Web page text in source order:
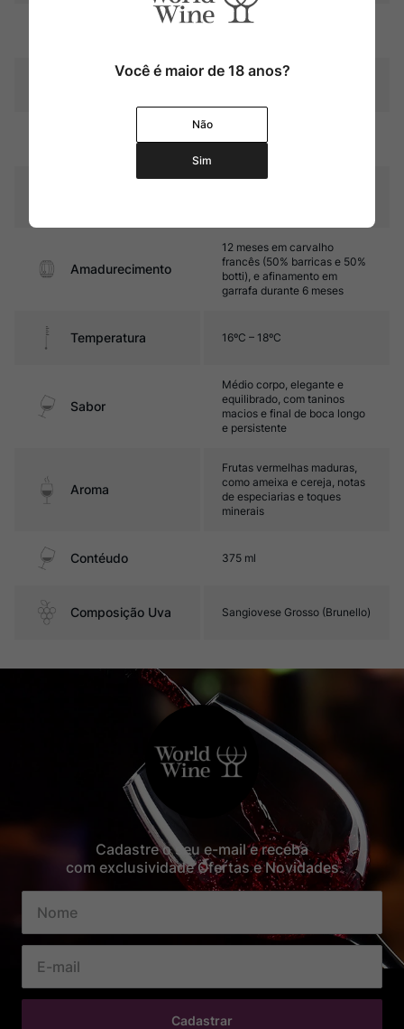
violáceos
Amadurecimento
12 meses em carvalho
francês (50% barricas e 50%
botti), e afinamento em
garrafa durante 6 meses
Temperatura 16ºC – 18ºC
Sabor
Médio corpo, elegante e
equilibrado, com taninos
macios e final de boca longo
e persistente
Aroma
Frutas vermelhas maduras,
como ameixa e cereja, notas
de especiarias e toques
minerais
Contéudo 375 ml
Composição Uva Sangiovese Grosso (Brunello)
Cadastre o seu e-mail e receba
com exclusividade Ofertas e Novidades
Cadastrar
Você é maior de 18 anos?
Não
Sim